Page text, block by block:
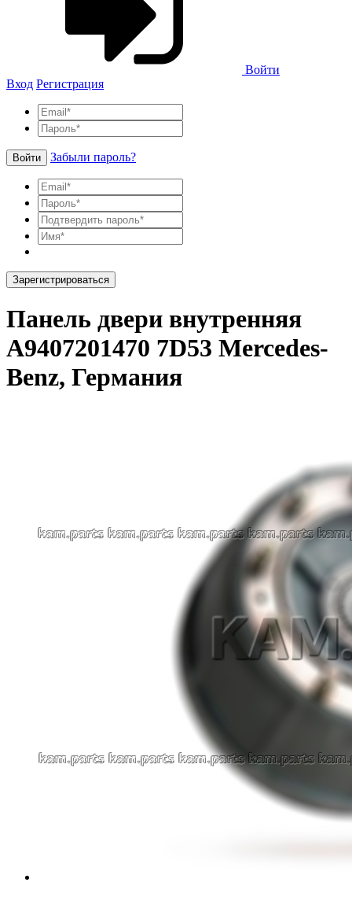
Войти
Вход Регистрация
Войти Забыли пароль?
Зарегистрироваться
Панель двери внутренняя
A9407201470 7D53 Mercedes-
Benz, Германия